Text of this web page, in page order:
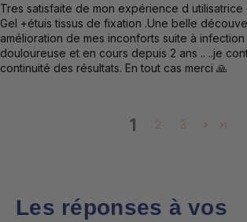
Tres satisfaite de mon expérience d
Gel +étuis tissus de fixation .Une belle
amélioration de mes inconforts suite à
douloureuse et en cours depuis 2 ans .. ..je
continuité des résultats. En tout cas merci 🙏
1 2 3
Les réponses à vos